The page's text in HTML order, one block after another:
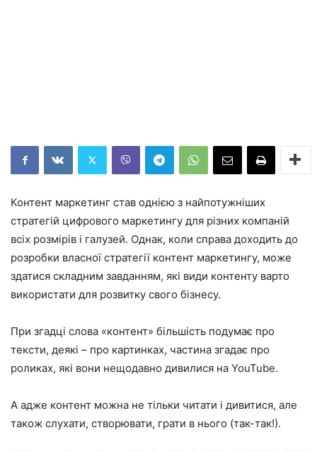
Контент маркетинг став однією з найпотужніших
стратегій цифрового маркетингу для різних компаній
всіх розмірів і галузей. Однак, коли справа доходить до
розробки власної стратегії контент маркетингу, може
здатися складним завданням, які види контенту варто
використати для розвитку свого бізнесу.
При згадці слова «контент» більшість подумає про
тексти, деякі – про картинках, частина згадає про
роликах, які вони нещодавно дивилися на YouTube.
А адже контент можна не тільки читати і дивитися, але
також слухати, створювати, грати в нього (так-так!).